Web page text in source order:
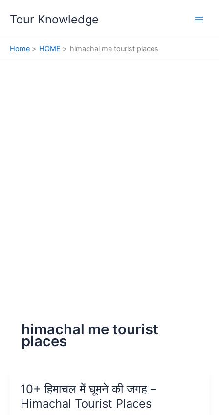
Tour Knowledge
Home HOME himachal me tourist places
himachal me tourist
places
10+ हिमाचल में घूमने की जगह –
Himachal Tourist Places